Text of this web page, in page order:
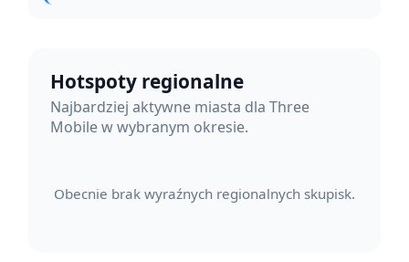
Hotspoty regionalne
Najbardziej aktywne miasta dla Three
Mobile w wybranym okresie.
Obecnie brak wyraźnych regionalnych skupisk.